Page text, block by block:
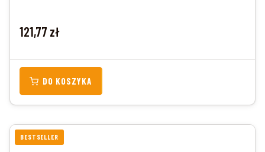
Cena
121,77 zł
DO KOSZYKA
BESTSELLER